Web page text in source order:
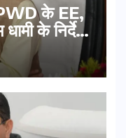
PWD के EE,
के निर्देश